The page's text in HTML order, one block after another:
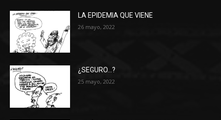
LA EPIDEMIA QUE VIENE
26 mayo, 2022
¿SEGURO…?
25 mayo, 2022